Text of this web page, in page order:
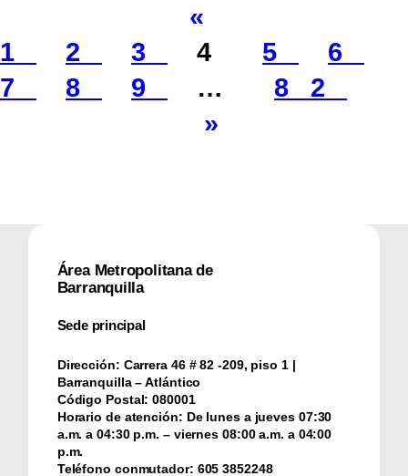
«
1
2 3 4 5
6
7
8 9 …
82
»
Área Metropolitana de
Barranquilla
Sede principal
Dirección: Carrera 46 # 82 -209, piso 1 |
Barranquilla – Atlántico
Código Postal: 080001
Horario de atención: De lunes a jueves 07:30
a.m. a 04:30 p.m. – viernes 08:00 a.m. a 04:00
p.m.
Teléfono conmutador: ‪605 3852248